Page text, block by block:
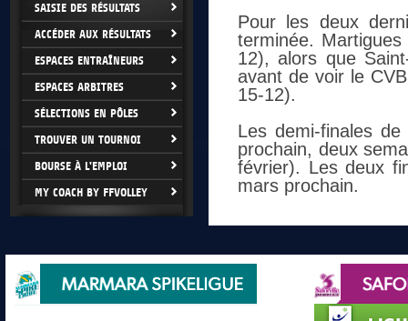
SAISIE DES RÉSULTATS
ACCÉDER AUX RÉSULTATS
ESPACES ENTRAÎNEURS
ESPACES ARBITRES
SÉLECTIONS EN PÔLES
TROUVER UN TOURNOI
BOURSE À L'EMPLOI
MY COACH BY FFVOLLEY
Pour les deux
terminée.
12), alors que
avant de voir le
15-12).
Les demi-finales
prochain, deux
février). Les deux
mars prochain.